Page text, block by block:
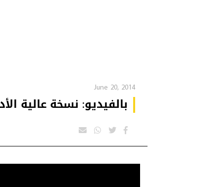
June 20, 2014
بالفيديو: نسخة عالية